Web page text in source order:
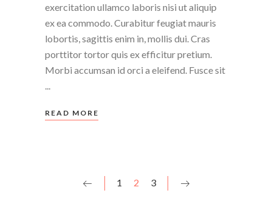
exercitation ullamco laboris nisi ut aliquip
ex ea commodo. Curabitur feugiat mauris
lobortis, sagittis enim in, mollis dui. Cras
porttitor tortor quis ex efficitur pretium.
Morbi accumsan id orci a eleifend. Fusce sit
READ MORE
1 2 3